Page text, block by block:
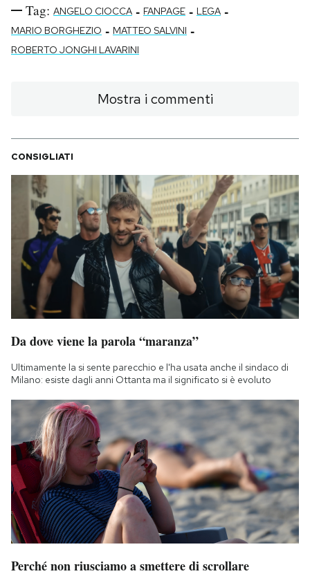
Tag: ANGELO CIOCCA - FANPAGE - LEGA -
MARIO BORGHEZIO - MATTEO SALVINI -
ROBERTO JONGHI LAVARINI
Mostra i commenti
CONSIGLIATI
Da dove viene la parola “maranza”
Ultimamente la si sente parecchio e l'ha usata anche il sindaco di
Milano: esiste dagli anni Ottanta ma il significato si è evoluto
Perché non riusciamo a smettere di scrollare